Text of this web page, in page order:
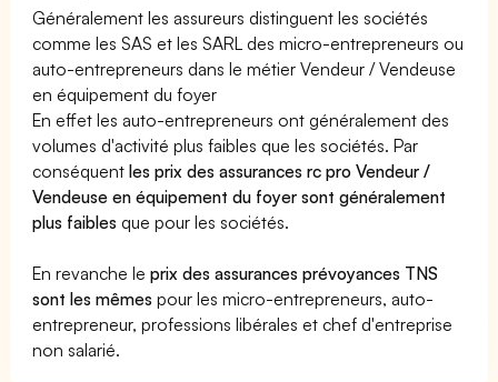
Généralement les assureurs distinguent les sociétés
comme les SAS et les SARL des micro-entrepreneurs ou
auto-entrepreneurs dans le métier Vendeur / Vendeuse
en équipement du foyer
En effet les auto-entrepreneurs ont généralement des
volumes d'activité plus faibles que les sociétés. Par
conséquentles prix des assurances rc pro Vendeur /
Vendeuse en équipement du foyer sont généralement
plus faibles que pour les sociétés.
En revanche leprix des assurances prévoyances TNS
sont les mêmes pour les micro-entrepreneurs, auto-
entrepreneur, professions libérales et chef d'entreprise
non salarié.